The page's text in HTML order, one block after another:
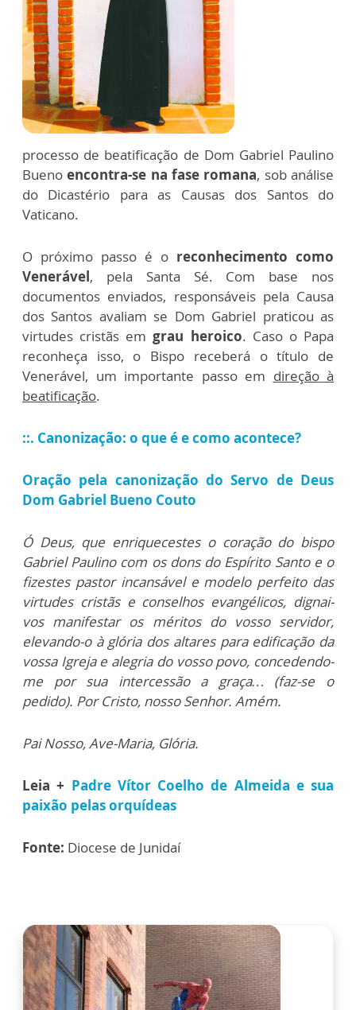
processo de beatificação de Dom Gabriel Paulino
Buenoencontra-se na fase romana, sob análise
do Dicastério para as Causas dos Santos do
Vaticano.
O próximo passo é o reconhecimento como
Venerável, pela Santa Sé. Com base nos
documentos enviados, responsáveis pela Causa
dos Santos avaliam se Dom Gabriel praticou as
virtudes cristãs emgrau heroico. Caso o Papa
reconheça isso, o Bispo receberá o título de
Venerável, um importante passo em direção à
beatificação.
::. Canonização: o que é e como acontece?
Oração pela canonização do Servo de Deus
Dom Gabriel Bueno Couto
Ó Deus, que enriquecestes o coração do bispo
Gabriel Paulino com os dons do Espírito Santo e o
fizestes pastor incansável e modelo perfeito das
virtudes cristãs e conselhos evangélicos, dignai-
vos manifestar os méritos do vosso servidor,
elevando-o à glória dos altares para edificação da
vossa Igreja e alegria do vosso povo, concedendo-
me por sua intercessão a graça… (faz-se o
pedido). Por Cristo, nosso Senhor. Amém.
Pai Nosso, Ave-Maria, Glória.
Leia + Padre Vítor Coelho de Almeida e sua
paixão pelas orquídeas
Fonte: Diocese de Junidaí